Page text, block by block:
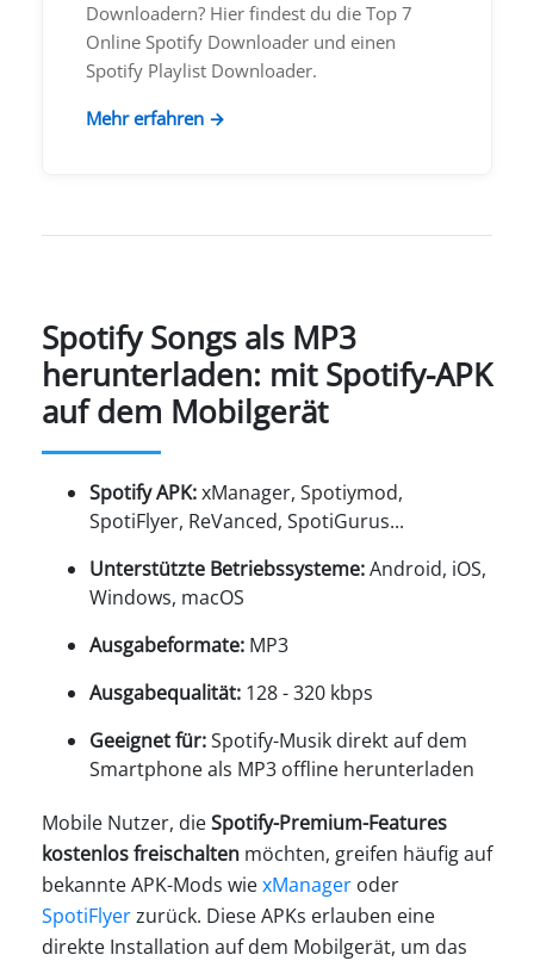
Downloadern? Hier findest du die Top 7
Online Spotify Downloader und einen
Spotify Playlist Downloader.
Mehr erfahren →
Spotify Songs als MP3
herunterladen: mit Spotify-APK
auf dem Mobilgerät
Spotify APK:xManager, Spotiymod,
SpotiFlyer, ReVanced, SpotiGurus...
Unterstützte Betriebssysteme:Android, iOS,
Windows, macOS
Ausgabeformate: MP3
Ausgabequalität: 128 - 320 kbps
Geeignet für:Spotify-Musik direkt auf dem
Smartphone als MP3 offline herunterladen
Mobile Nutzer, dieSpotify-Premium-Features
kostenlos freischalten möchten, greifen häufig auf
bekannte APK-Mods wiexManager oder
SpotiFlyerzurück. Diese APKs erlauben eine
direkte Installation auf dem Mobilgerät, um das